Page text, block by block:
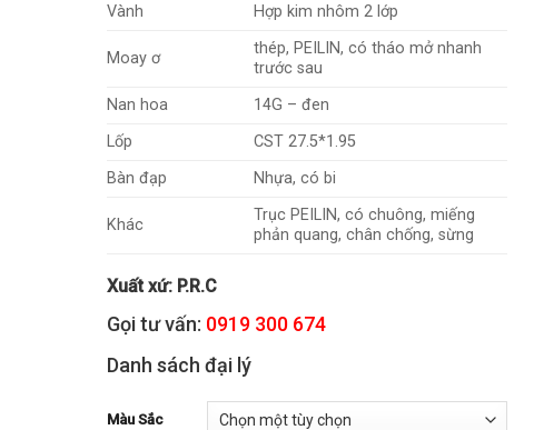
Vành
Hợp kim nhôm 2 lớp
Moay ơ
thép, PEILIN, có tháo mở nhanh
trước sau
Nan hoa
14G – đen
Lốp
CST 27.5*1.95
Bàn đạp
Nhựa, có bi
Khác
Trục PEILIN, có chuông, miếng
phản quang, chân chống, sừng
Xuất xứ: P.R.C
Gọi tư vấn: 0919 300 674
Danh sách đại lý
Màu Sắc